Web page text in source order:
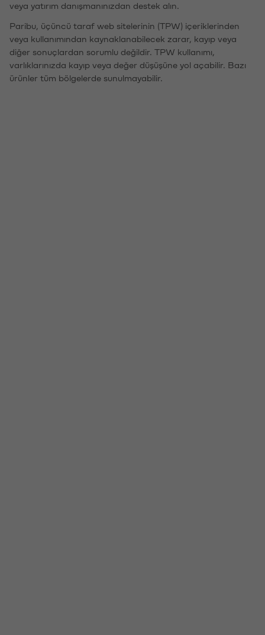
veya yatırım danışmanınızdan destek alın.
Paribu, üçüncü taraf web sitelerinin (TPW) içeriklerinden
veya kullanımından kaynaklanabilecek zarar, kayıp veya
diğer sonuçlardan sorumlu değildir. TPW kullanımı,
varlıklarınızda kayıp veya değer düşüşüne yol açabilir. Bazı
ürünler tüm bölgelerde sunulmayabilir.